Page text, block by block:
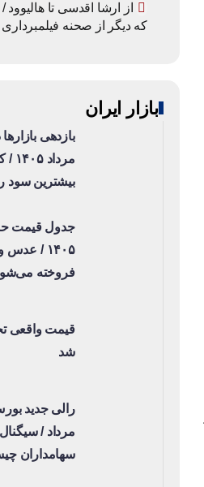
که دیگر از صحنه فیلمبرداری
بازار ایران
بازدهی
بیشترین سود
جدول قیمت
۱۴۰۵ / عدس
فروخته
قیمت واقعی
شد
رالی جدید
مرداد /
سهامداران